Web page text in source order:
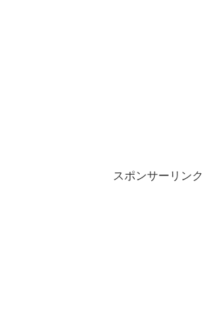
スポンサーリンク